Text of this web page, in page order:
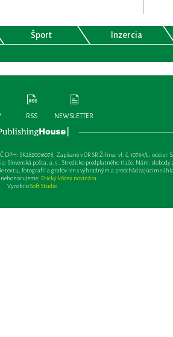
Šport Inzercia
RSS NEWSLETTER
SK2820016078, Zapísané v OR SR Žilina: vl. č. 10764/L, oddiel:
pošta, a. s., Stredisko predplatného tlače, Nám. slobody
textu, fotografií a grafov len s výhradným a predchádzajúcim
Etický kódex novinára
VyrobiloSoft Studio